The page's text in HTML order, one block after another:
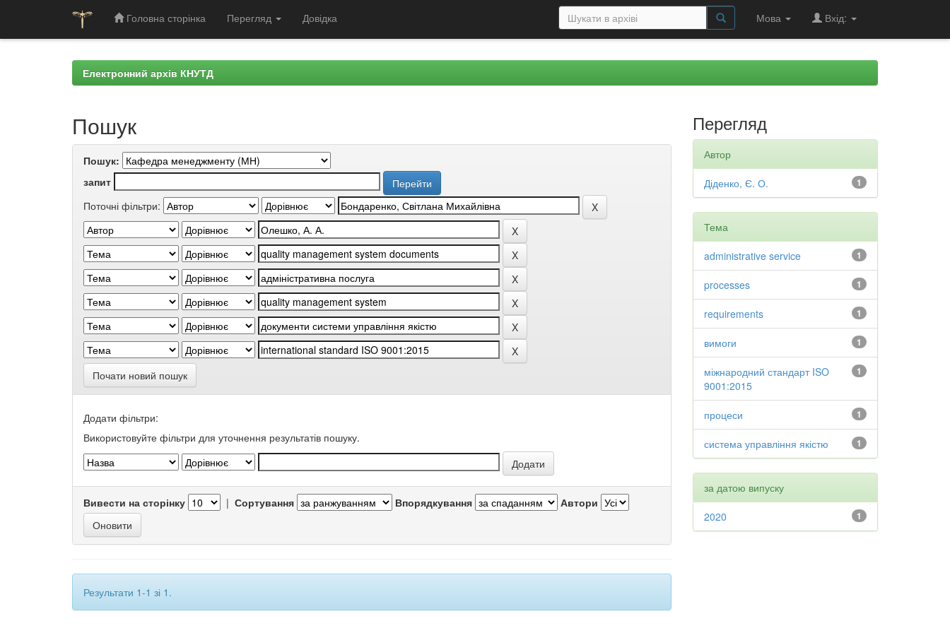
Головна сторінка Перегляд Довідка Мова Вхід:
Електронний архів КНУТД
Пошук
Пошук:
запит
Поточні фільтри:
Почати новий пошук
Додати фільтри:
Використовуйте фільтри для уточнення результатів пошуку.
Вивести на сторінку | Сортування Впорядкування Автори
Результати 1-1 зі 1.
Перегляд
Автор
1
Діденко, Є. О.
Тема
1
administrative service
1
processes
1
requirements
1
вимоги
1
міжнародний стандарт ISO
9001:2015
1
процеси
1
система управління якістю
за датою випуску
1
2020